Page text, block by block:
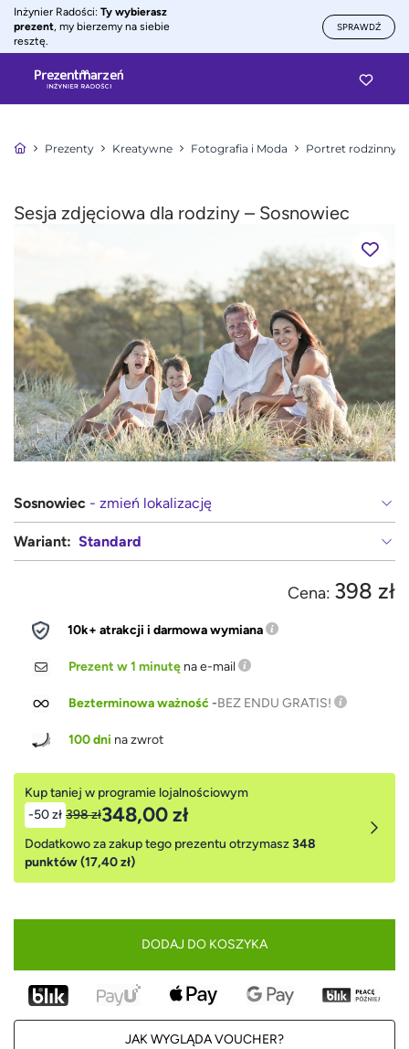
Inżynier Radości: Ty wybierasz
prezent, my bierzemy na siebie
resztę.
SPRAWDŹ
Prezenty Kreatywne Fotografia i Moda Portret rodzinny –
Sesja zdjęciowa dla rodziny – Sosnowiec
Sosnowiec - zmień lokalizację
Wariant: Standard
Cena: 398 zł
10k+ atrakcji i darmowa wymiana
Prezent w 1 minutę na e-mail
Bezterminowa ważność-BEZ ENDU GRATIS!
100 dni na zwrot
Kup taniej w programie lojalnościowym
-50 zł 398 zł348,00 zł
Dodatkowo za zakup tego prezentu otrzymasz348
punktów (17,40 zł)
DODAJ DO KOSZYKA
JAK WYGLĄDA VOUCHER?